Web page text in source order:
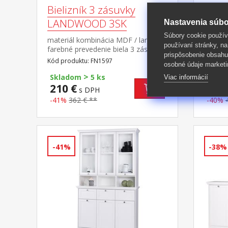
Bielizník 3 zásuvky
LANDWOOD 3SK
materiál kombinácia MDF / lamino,
farebné prevedenie biela 3 zásuvky
s kovovými úchytkami starožitného
vzhľadu súčasť zostavy Landwood
Kód produktu: FN1597
Skladom > 5 ks
210 € s DPH
-41% 362 € **
malá
Kód
-40%
-41% -38%
Nastavenia
Súbory cookie
používaní stránky,
prispôsobenie
osobné údaje
Viac informácií